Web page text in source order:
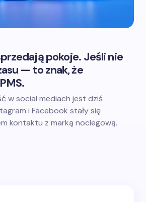
pokoje. Jeśli nie
— to znak, że
w social mediach jest dziś
i Facebook stały się
kontaktu z marką noclegową.